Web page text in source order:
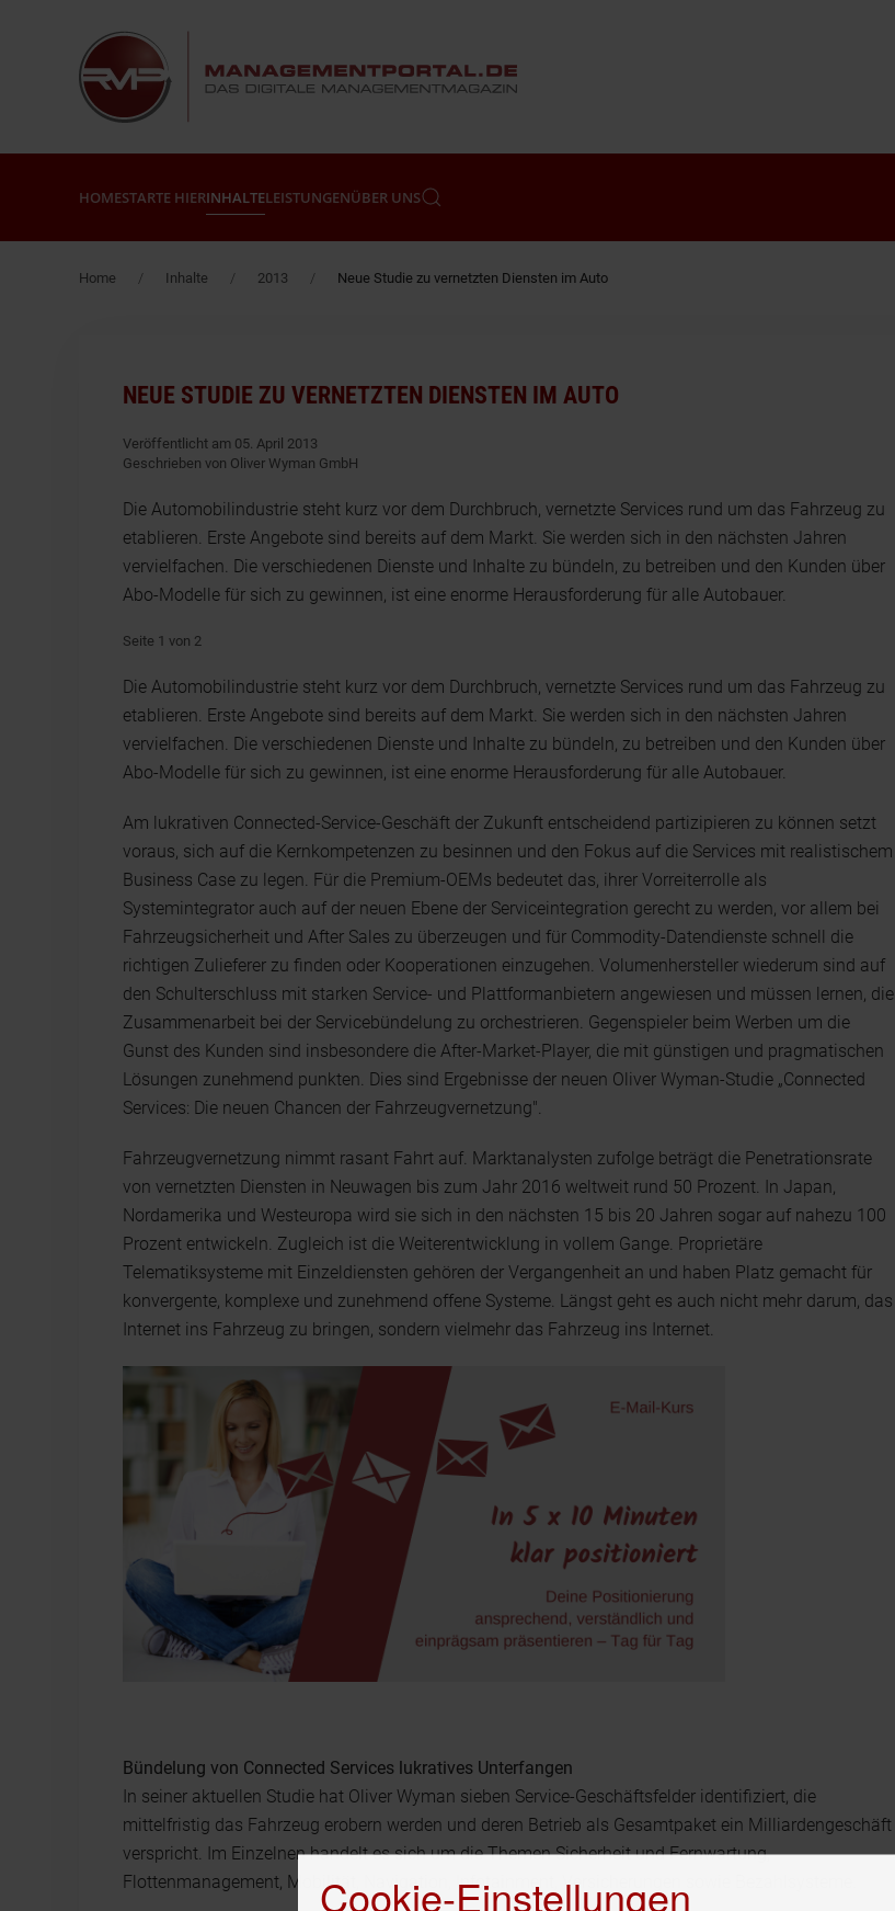
Zum Hauptinhalt springen
HOMESTARTE HIERINHALTELEISTUNGENÜBER UNS
Home Inhalte 2013 Neue Studie zu vernetzten Diensten im Auto
NEUE STUDIE ZU VERNETZTEN DIENSTEN IM AUTO
Veröffentlicht am 05. April 2013
Geschrieben von Oliver Wyman GmbH
Die Automobilindustrie steht kurz vor dem Durchbruch, vernetzte Services rund um das Fahrzeug zu
etablieren. Erste Angebote sind bereits auf dem Markt. Sie werden sich in den nächsten Jahren
vervielfachen. Die verschiedenen Dienste und Inhalte zu bündeln, zu betreiben und den Kunden über
Abo-Modelle für sich zu gewinnen, ist eine enorme Herausforderung für alle Autobauer.
Seite 1 von 2
Die Automobilindustrie steht kurz vor dem Durchbruch, vernetzte Services rund um das Fahrzeug zu
etablieren. Erste Angebote sind bereits auf dem Markt. Sie werden sich in den nächsten Jahren
vervielfachen. Die verschiedenen Dienste und Inhalte zu bündeln, zu betreiben und den Kunden über
Abo-Modelle für sich zu gewinnen, ist eine enorme Herausforderung für alle Autobauer.
Am lukrativen Connected-Service-Geschäft der Zukunft entscheidend partizipieren zu können setzt
voraus, sich auf die Kernkompetenzen zu besinnen und den Fokus auf die Services mit realistischem
Business Case zu legen. Für die Premium-OEMs bedeutet das, ihrer Vorreiterrolle als
Systemintegrator auch auf der neuen Ebene der Serviceintegration gerecht zu werden, vor allem bei
Fahrzeugsicherheit und After Sales zu überzeugen und für Commodity-Datendienste schnell die
richtigen Zulieferer zu finden oder Kooperationen einzugehen. Volumenhersteller wiederum sind auf
den Schulterschluss mit starken Service- und Plattformanbietern angewiesen und müssen lernen, die
Zusammenarbeit bei der Servicebündelung zu orchestrieren. Gegenspieler beim Werben um die
Gunst des Kunden sind insbesondere die After-Market-Player, die mit günstigen und pragmatischen
Lösungen zunehmend punkten. Dies sind Ergebnisse der neuen Oliver Wyman-Studie „Connected
Services: Die neuen Chancen der Fahrzeugvernetzung".
Fahrzeugvernetzung nimmt rasant Fahrt auf. Marktanalysten zufolge beträgt die Penetrationsrate
von vernetzten Diensten in Neuwagen bis zum Jahr 2016 weltweit rund 50 Prozent. In Japan,
Nordamerika und Westeuropa wird sie sich in den nächsten 15 bis 20 Jahren sogar auf nahezu 100
Prozent entwickeln. Zugleich ist die Weiterentwicklung in vollem Gange. Proprietäre
Telematiksysteme mit Einzeldiensten gehören der Vergangenheit an und haben Platz gemacht für
konvergente, komplexe und zunehmend offene Systeme. Längst geht es auch nicht mehr darum, das
Internet ins Fahrzeug zu bringen, sondern vielmehr das Fahrzeug ins Internet.
Bündelung von Connected Services lukratives Unterfangen
In seiner aktuellen Studie hat Oliver Wyman sieben Service-Geschäftsfelder identifiziert, die
mittelfristig das Fahrzeug erobern werden und deren Betrieb als Gesamtpaket ein Milliardengeschäft
verspricht. Im Einzelnen handelt es sich um die Themen Sicherheit und Fernwartung,
Flottenmanagement, Mobilität, Navigation, Infotainment, Versicherungen sowie Bezahlsysteme.
Cookie-Einstellungen